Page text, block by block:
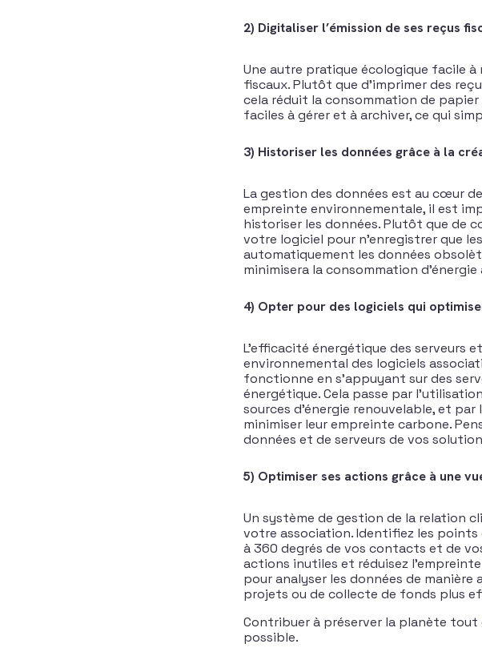
2) Digitaliser l’émission de ses reçus
Une autre pratique écologique facile à
fiscaux. Plutôt que d’imprimer des
cela réduit la consommation de papier
faciles à gérer et à archiver, ce qui
3) Historiser les données grâce à la
La gestion des données est au cœur
empreinte environnementale, il est
historiser les données. Plutôt que de
votre logiciel pour n’enregistrer que
automatiquement les données
minimisera la consommation
4) Opter pour des logiciels qui
L’efficacité énergétique des serveurs
environnemental des logiciels
fonctionne en s’appuyant sur des
énergétique. Cela passe par
sources d’énergie renouvelable, et
minimiser leur empreinte carbone.
données et de serveurs de vos
5) Optimiser ses actions grâce à une
Un système de gestion de la relation
votre association. Identifiez les points
à 360 degrés de vos contacts et de
actions inutiles et réduisez
pour analyser les données de
projets ou de collecte de fonds plus
Contribuer à préserver la planète
possible.